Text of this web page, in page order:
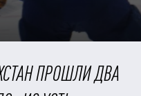
ПРОШЛИ ДВА